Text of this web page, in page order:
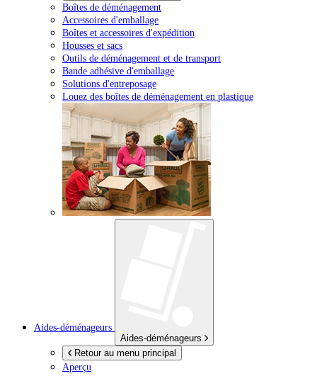
Boîtes de déménagement
Accessoires d'emballage
Boîtes et accessoires d'expédition
Housses et sacs
Outils de déménagement et de transport
Bande adhésive d'emballage
Solutions d'entreposage
Louez des boîtes de déménagement en plastique
Aides-déménageurs
Aides-déménageurs
Retour au menu principal
Aperçu